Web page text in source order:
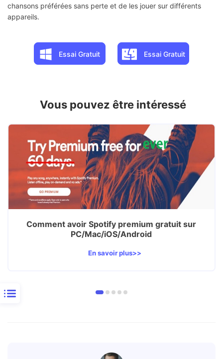
chansons préférées sans perte et de les jouer sur différents
appareils.
Essai Gratuit Essai Gratuit
Vous pouvez être intéressé
Comment avoir Spotify premium gratuit sur
PC/Mac/iOS/Android
En savoir plus>>